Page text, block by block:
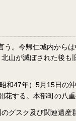
う。今帰仁城内か
山が滅ぼされた後
和47年）5月15日の
する。本部町の八
グスク及び関連遺